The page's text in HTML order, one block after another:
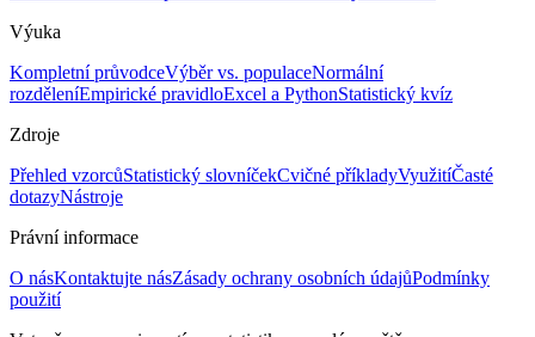
Výuka
Kompletní průvodceVýběr vs. populaceNormální
rozděleníEmpirické pravidloExcel a PythonStatistický kvíz
Zdroje
Přehled vzorcůStatistický slovníčekCvičné příkladyVyužitíČasté
dotazyNástroje
Právní informace
O násKontaktujte násZásady ochrany osobních údajůPodmínky
použití